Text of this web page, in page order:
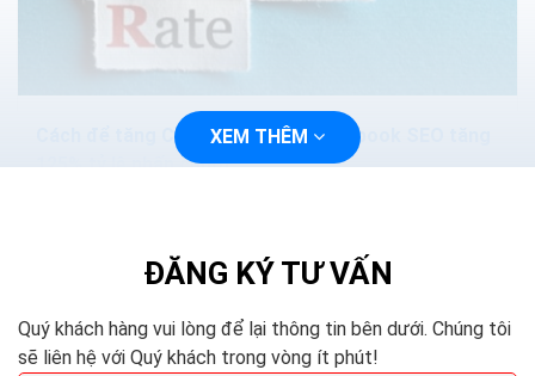
Cách để tăng CTR Google Ads Facebook SEO tăng
125% tỷ lệ nhấp chuột
click through rate) nhanh nhất?? Đó luôn là câu...
XEM THÊM
ĐĂNG KÝ TƯ VẤN
Quý khách hàng vui lòng để lại thông tin bên dưới. Chúng tôi
sẽ liên hệ với Quý khách trong vòng ít phút!